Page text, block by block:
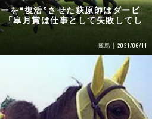
を“復活”させた萩原師はダービ
皐月賞は仕事として失敗してし
競馬 2021/06/11